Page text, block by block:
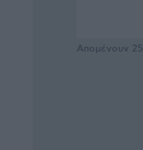
Απομένουν